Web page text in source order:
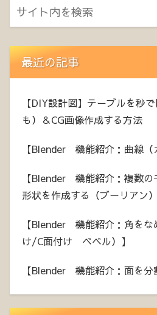
最近の記事
【DIY設計図】テーブルを秒
も）＆CG画像作成する方法
【Blender 機能紹介：曲線（
【Blender 機能紹介：複数の
形状を作成する（ブーリアン）
【Blender 機能紹介：角をな
け/C面付け ベベル）】
【Blender 機能紹介：面を分